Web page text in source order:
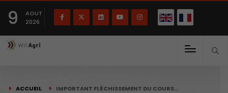
9
AOUT
2026
ACCUEIL IMPORTANT FLÉCHISSEMENT DU COURS…
Français English(English)